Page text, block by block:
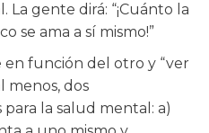
gente dirá: “¡Cuánto la
se ama a sí mismo!”
función del otro y “ver
menos, dos
la salud mental: a)